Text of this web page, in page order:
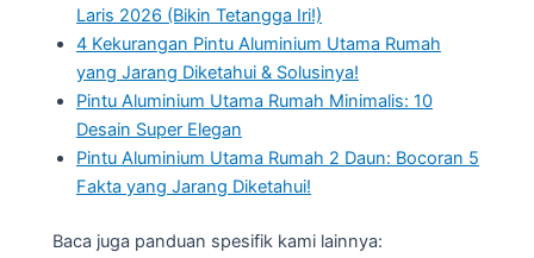
Laris 2026 (Bikin Tetangga Iri!)
4 Kekurangan Pintu Aluminium Utama Rumah
yang Jarang Diketahui & Solusinya!
Pintu Aluminium Utama Rumah Minimalis: 10
Desain Super Elegan
Pintu Aluminium Utama Rumah 2 Daun: Bocoran 5
Fakta yang Jarang Diketahui!
Baca juga panduan spesifik kami lainnya: